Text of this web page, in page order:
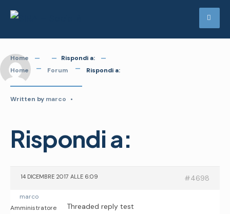
Skip
Home
Rispondi a:
Home
Forum Rispondi a:
Written by marco •
Rispondi a:
14 DICEMBRE 2017 ALLE 6:09 #4698
marco
Amministratore
Threaded reply test